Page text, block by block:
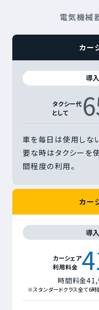
電気機械
カー
導
タクシー代
として
車を毎日は使用しな
要な時はタクシーを
間程度の利用。
カー
導
カーシェア
利用料金
時間料金
※スタンダードクラス全て6